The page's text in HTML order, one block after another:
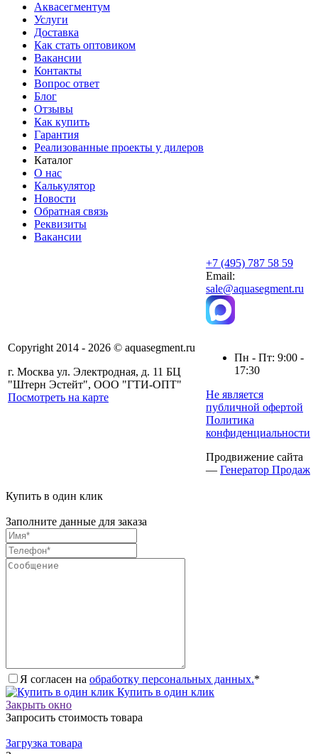
Аквасегментум
Услуги
Доставка
Как стать оптовиком
Вакансии
Контакты
Вопрос ответ
Блог
Отзывы
Как купить
Гарантия
Реализованные проекты у дилеров
Каталог
О нас
Калькулятор
Новости
Обратная связь
Реквизиты
Вакансии
Copyright 2014 - 2026 © aquasegment.ru
г. Москва ул. Электродная, д. 11 БЦ
"Штерн Эстейт", ООО "ГТИ-ОПТ"
Посмотреть на карте
+7 (495) 787 58 59
Email:
sale@aquasegment.ru
Пн - Пт: 9:00 -
17:30
Не является
публичной офертой
Политика
конфиденциальности
Продвижение сайта
— Генератор Продаж
Купить в один клик
Заполните данные для заказа
Я согласен на обработку персональных данных.*
Купить в один клик
Закрыть окно
Запросить стоимость товара
Загрузка товара